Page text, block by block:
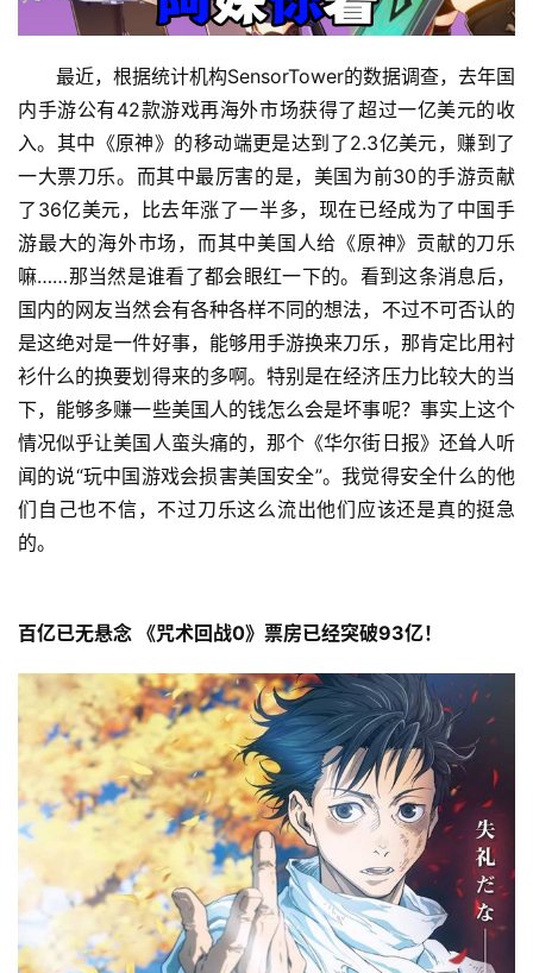
最近，根据统计机构SensorTower的数据调查，去年国
内手游公有42款游戏再海外市场获得了超过一亿美元的收
入。其中《原神》的移动端更是达到了2.3亿美元，赚到了
一大票刀乐。而其中最厉害的是，美国为前30的手游贡献
了36亿美元，比去年涨了一半多，现在已经成为了中国手
游最大的海外市场，而其中美国人给《原神》贡献的刀乐
嘛……那当然是谁看了都会眼红一下的。看到这条消息后，
国内的网友当然会有各种各样不同的想法，不过不可否认的
是这绝对是一件好事，能够用手游换来刀乐，那肯定比用衬
衫什么的换要划得来的多啊。特别是在经济压力比较大的当
下，能够多赚一些美国人的钱怎么会是坏事呢？事实上这个
情况似乎让美国人蛮头痛的，那个《华尔街日报》还耸人听
闻的说“玩中国游戏会损害美国安全”。我觉得安全什么的他
们自己也不信，不过刀乐这么流出他们应该还是真的挺急
的。
百亿已无悬念 《咒术回战0》票房已经突破93亿！